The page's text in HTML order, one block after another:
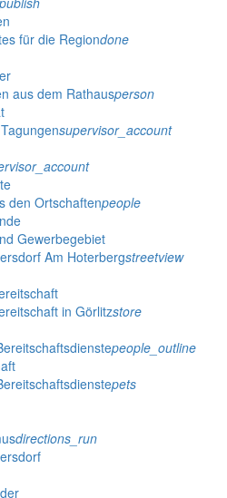
für die Regiondone
aus dem Rathausperson
supervisor_account
den Ortschaftenpeople
Gewerbegebiet
Am Hoterbergstreetview
in Görlitzstore
people_outline
pets
directions_run